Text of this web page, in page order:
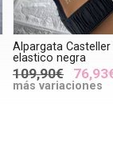
Alpargata Casteller
elastico negra
109,90€
más variaciones